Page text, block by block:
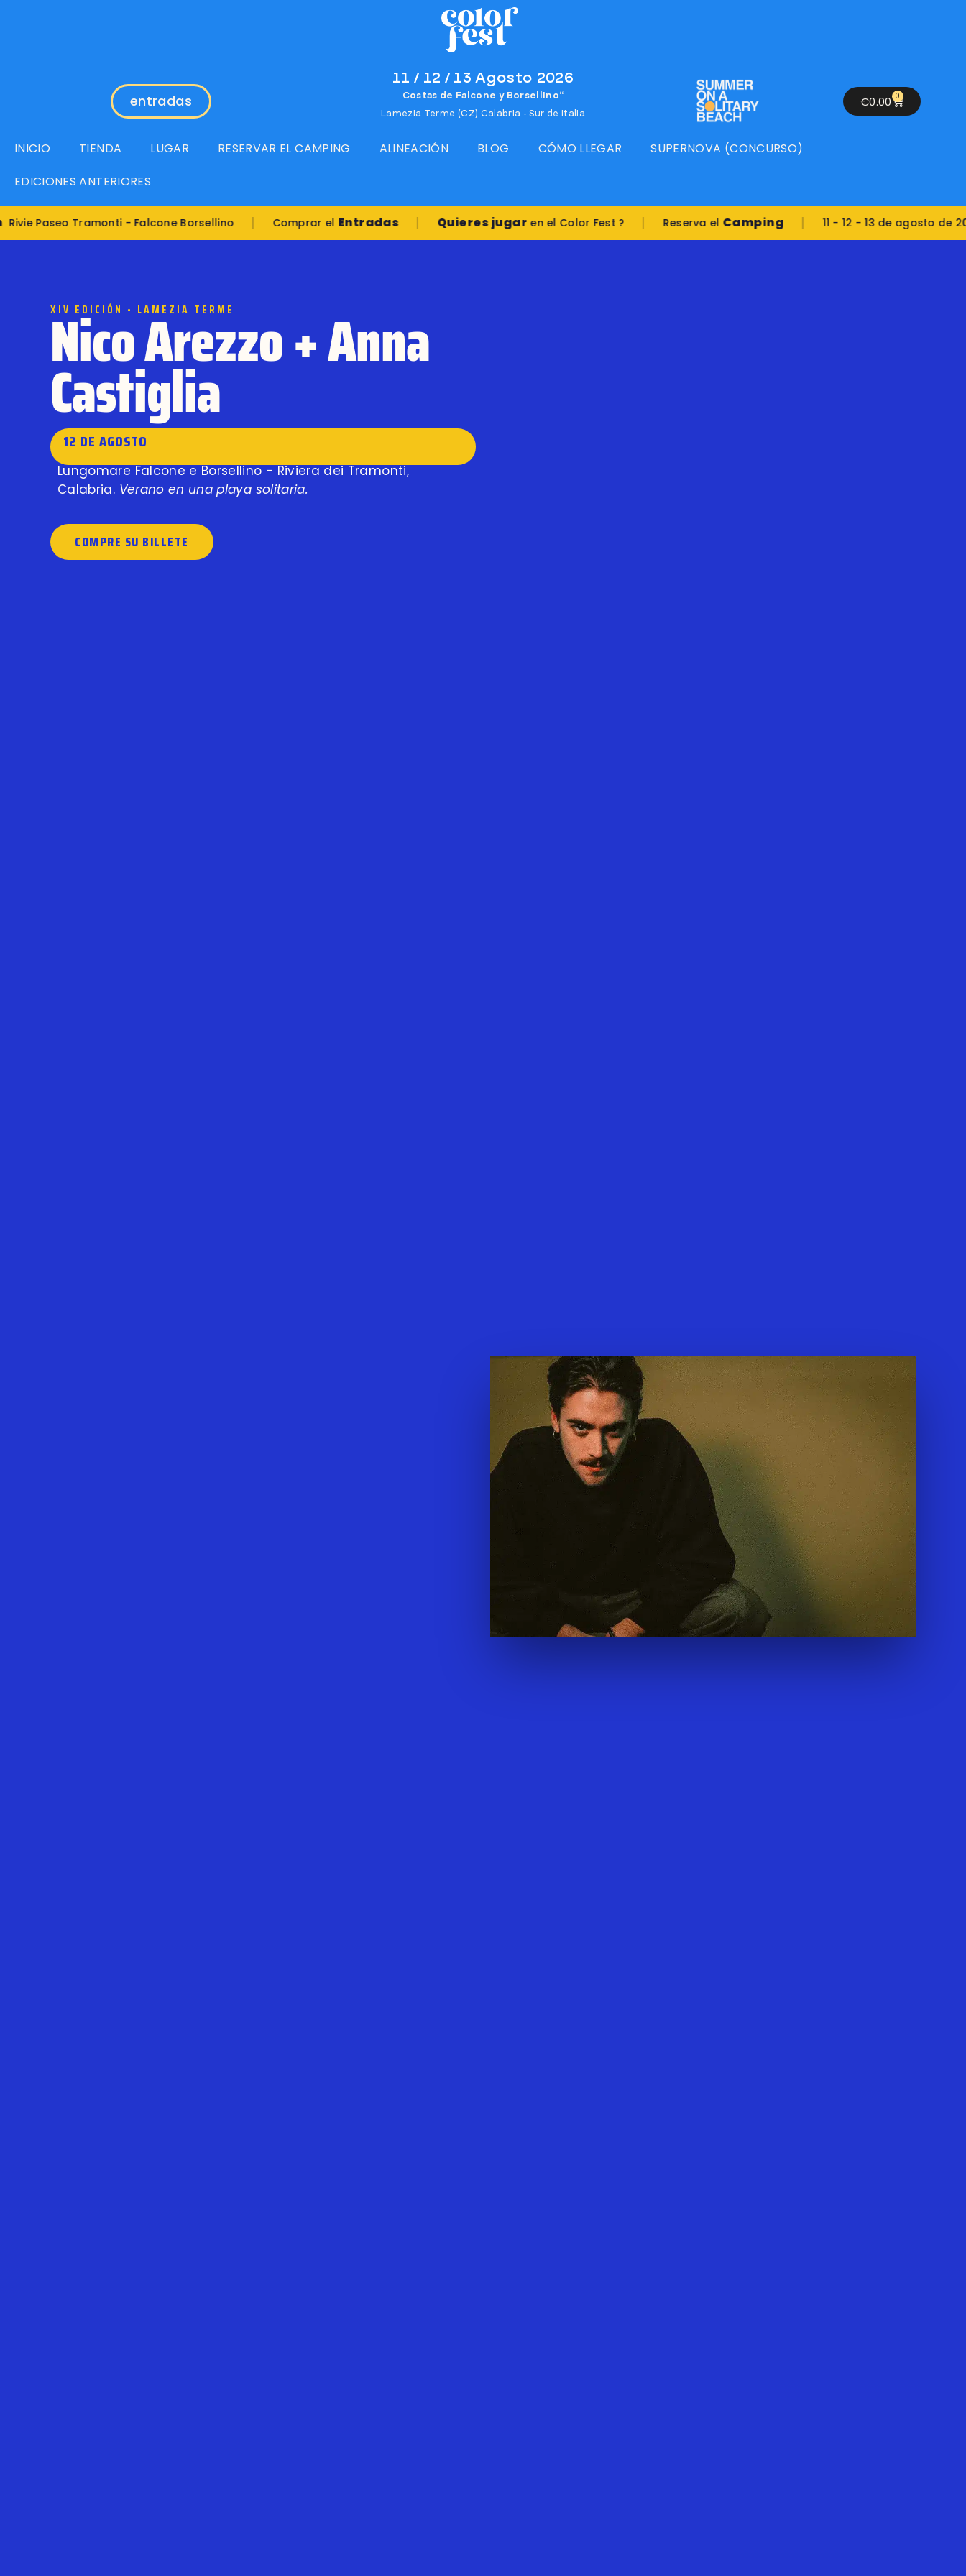
entradas
11 / 12 / 13 Agosto 2026
Costas de Falcone y Borsellino“
Lamezia Terme (CZ) Calabria - Sur de Italia
€0.00 0
INICIO TIENDA LUGAR RESERVAR EL CAMPING ALINEACIÓN BLOG CÓMO LLEGAR
SUPERNOVA (CONCURSO)
EDICIONES ANTERIORES
Tramonti - Falcone Borsellino | Comprar elEntradas | Quieres jugaren el Color Fest ? | Reserva elCamping | 11 - 12 - 13 de agosto de 2026 |
XIV EDICIÓN - LAMEZIA TERME
Nico Arezzo + Anna
Castiglia
12 DE AGOSTO
Lungomare Falcone e Borsellino - Riviera dei Tramonti,
Calabria. Verano en una playa solitaria.
COMPRE SU BILLETE